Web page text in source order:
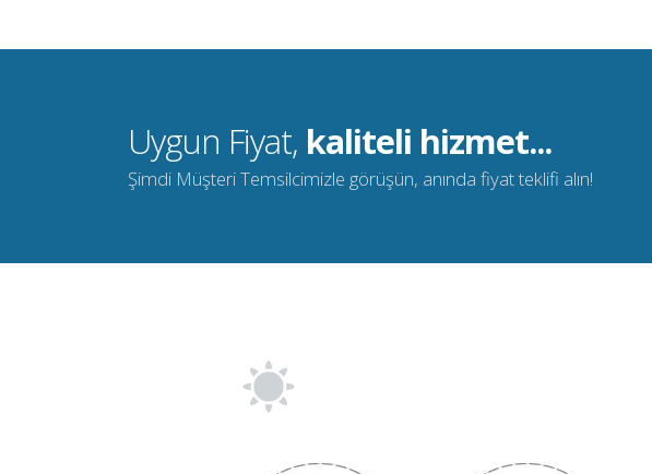
Uygun Fiyat, kaliteli hizmet...
Şimdi Müşteri Temsilcimizle görüşün, anında fiyat teklifi alın!